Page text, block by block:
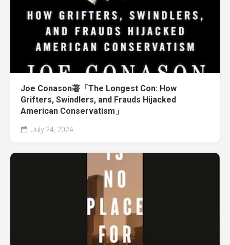
Joe Conason著「The Longest Con: How
Grifters, Swindlers, and Frauds Hijacked
American Conservatism」
July 24, 2024